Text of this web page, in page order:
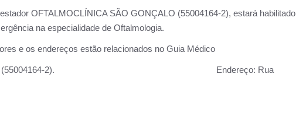
OFTALMOCLÍNICA SÃO GONÇALO (55004164-2), estará habilitado
na especialidade de Oftalmologia.
e os endereços estão relacionados no Guia Médico
GONÇALO (55004164-2). Endereço: Rua